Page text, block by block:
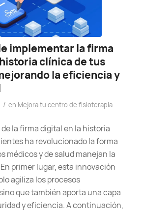
implementar la firma
clínica de tus
la eficiencia y
/ en Mejora tu centro de fisioterapia
la firma digital en la historia
ha revolucionado la forma
médicos y de salud manejan la
primer lugar, esta innovación
agiliza los procesos
que también aporta una capa
y eficiencia. A continuación,